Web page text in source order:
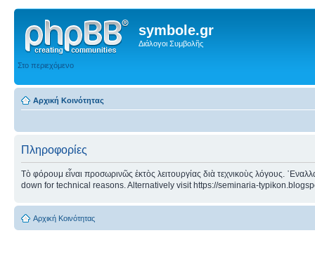
symbole.gr
Διάλογοι Συμβολῆς
Στο περιεχόμενο
Αρχική Κοινότητας
Πληροφορίες
Τὸ φόρουμ εἶναι προσωρινῶς ἐκτὸς λειτουργίας διὰ τεχνικοὺς λόγους.
down for technical reasons. Alternatively visit https://seminaria-
Αρχική Κοινότητας